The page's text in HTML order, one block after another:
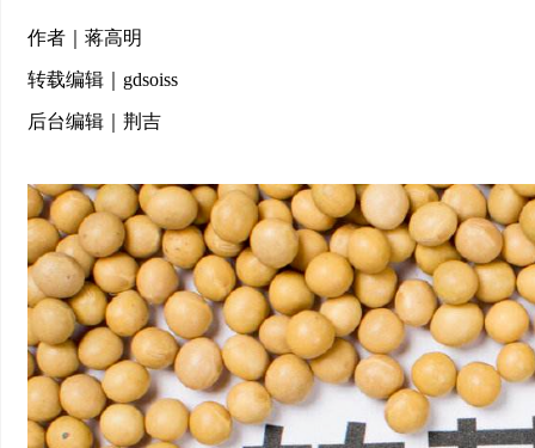
作者｜蒋高明
转载编辑｜gdsoiss
后台编辑｜荆吉